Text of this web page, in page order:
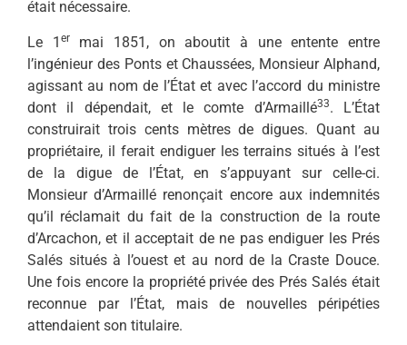
était nécessaire.
Le 1 ermai 1851, on aboutit à une entente entre
l’ingénieur des Ponts et Chaussées, Monsieur Alphand,
agissant au nom de l’État et avec l’accord du mi­nistre
dont il dépendait, et le comte d’Armaillé33. L’État
construirait trois cents mètres de digues. Quant au
propriétaire, il ferait endiguer les terrains situés à l’est
de la digue de l’État, en s’appuyant sur celle-ci.
Monsieur d’Armaillé renonçait encore aux indemnités
qu’il réclamait du fait de la construction de la route
d’Arcachon, et il acceptait de ne pas endiguer les Prés
Salés situés à l’ouest et au nord de la Craste Douce.
Une fois encore la propriété privée des Prés Salés était
reconnue par l’État, mais de nouvelles péripéties
attendaient son titulaire.